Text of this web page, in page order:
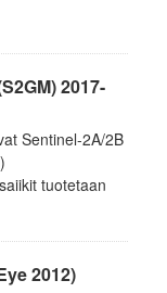
2017-
Sentinel-2A/2B
tuotetaan
2012)